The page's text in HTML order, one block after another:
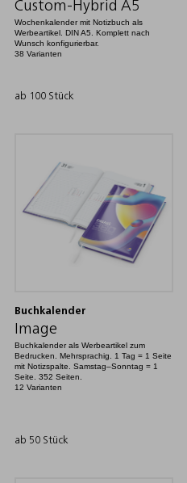
Custom-Hybrid A5
Wochenkalender mit Notizbuch als
Werbeartikel. DIN A5. Komplett nach
Wunsch konfigurierbar.
38 Varianten
ab 100 Stück
Buchkalender
Image
Buchkalender als Werbeartikel zum
Bedrucken. Mehrsprachig. 1 Tag = 1 Seite
mit Notizspalte. Samstag–Sonntag = 1
Seite. 352 Seiten.
12 Varianten
ab 50 Stück